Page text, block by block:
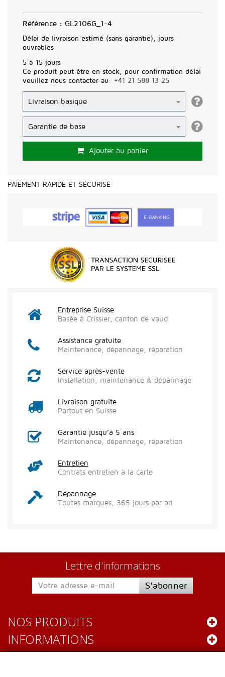
Référence : GL2106G_1-4
Délai de livraison estimé (sans garantie), jours
ouvrables:
5 à 15 jours
Ce produit peut être en stock, pour confirmation délai
veuillez nous contacter au: +41 21 588 13 25
Ajouter au panier
PAIEMENT RAPIDE ET SÉCURISÉ
Entreprise Suisse
Basée à Crissier, canton de vaud
Assistance gratuite
Maintenance, dépannage, réparation
Service après-vente
Installation, maintenance & dépannage
Livraison gratuite
Partout en Suisse
Garantie jusqu’à 5 ans
Maintenance, dépannage, réparation
Entretien
Contrats entretien à la carte
Dépannage
Toutes marques, 365 jours par an
Lettre d'informations
S'abonner
NOS PRODUITS
INFORMATIONS